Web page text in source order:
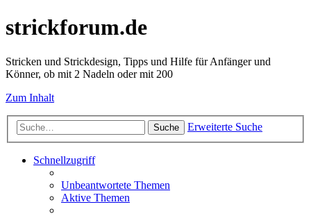
strickforum.de
Stricken und Strickdesign, Tipps und Hilfe für Anfänger und
Könner, ob mit 2 Nadeln oder mit 200
Zum Inhalt
Suche Erweiterte Suche
Schnellzugriff
Unbeantwortete Themen
Aktive Themen